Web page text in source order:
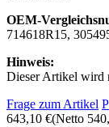
OEM-
714618R15,
Hinweis:
Dieser Artikel wird
Frage zum Artikel
643,10 €(Netto